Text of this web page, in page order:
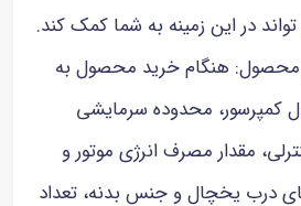
در این زمینه به شما کمک کند.
هنگام خرید محصول به
کمپرسور، محدوده سرمایشی
مقدار مصرف انرژی موتور و
درب یخچال و جنس بدنه، تعداد